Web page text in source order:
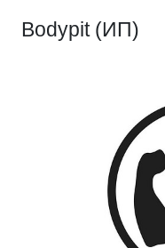
Bodypit (ИП)